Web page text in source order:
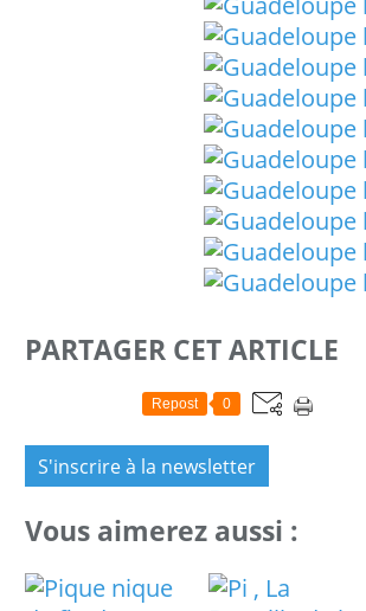
PARTAGER CET ARTICLE
Repost 0
S'inscrire à la newsletter
Vous aimerez aussi :